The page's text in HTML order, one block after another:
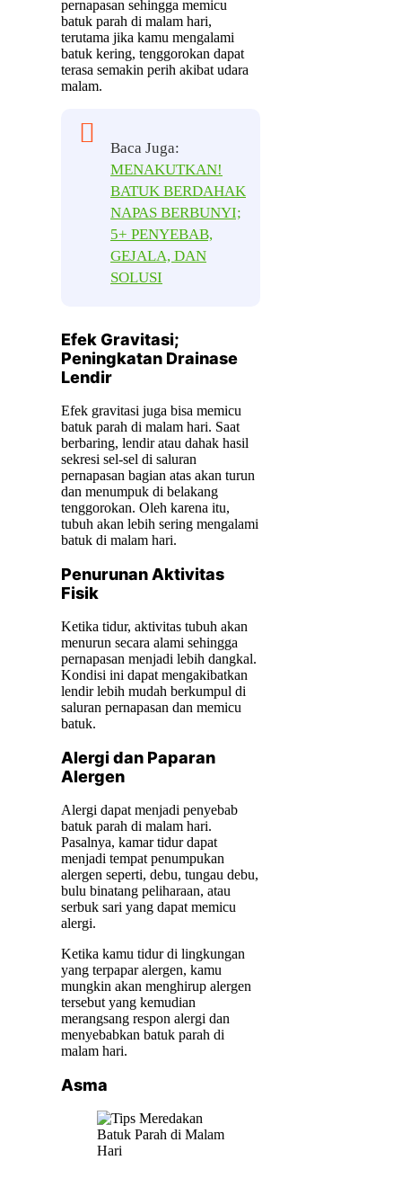
pernapasan sehingga memicu
batuk parah di malam hari,
terutama jika kamu mengalami
batuk kering, tenggorokan dapat
terasa semakin perih akibat udara
malam.
Baca Juga:
MENAKUTKAN!
BATUK BERDAHAK
NAPAS BERBUNYI;
5+ PENYEBAB,
GEJALA, DAN
SOLUSI
Efek Gravitasi;
Peningkatan Drainase
Lendir
Efek gravitasi juga bisa memicu
batuk parah di malam hari. Saat
berbaring, lendir atau dahak hasil
sekresi sel-sel di saluran
pernapasan bagian atas akan turun
dan menumpuk di belakang
tenggorokan. Oleh karena itu,
tubuh akan lebih sering mengalami
batuk di malam hari.
Penurunan Aktivitas
Fisik
Ketika tidur, aktivitas tubuh akan
menurun secara alami sehingga
pernapasan menjadi lebih dangkal.
Kondisi ini dapat mengakibatkan
lendir lebih mudah berkumpul di
saluran pernapasan dan memicu
batuk.
Alergi dan Paparan
Alergen
Alergi dapat menjadi penyebab
batuk parah di malam hari.
Pasalnya, kamar tidur dapat
menjadi tempat penumpukan
alergen seperti, debu, tungau debu,
bulu binatang peliharaan, atau
serbuk sari yang dapat memicu
alergi.
Ketika kamu tidur di lingkungan
yang terpapar alergen, kamu
mungkin akan menghirup alergen
tersebut yang kemudian
merangsang respon alergi dan
menyebabkan batuk parah di
malam hari.
Asma